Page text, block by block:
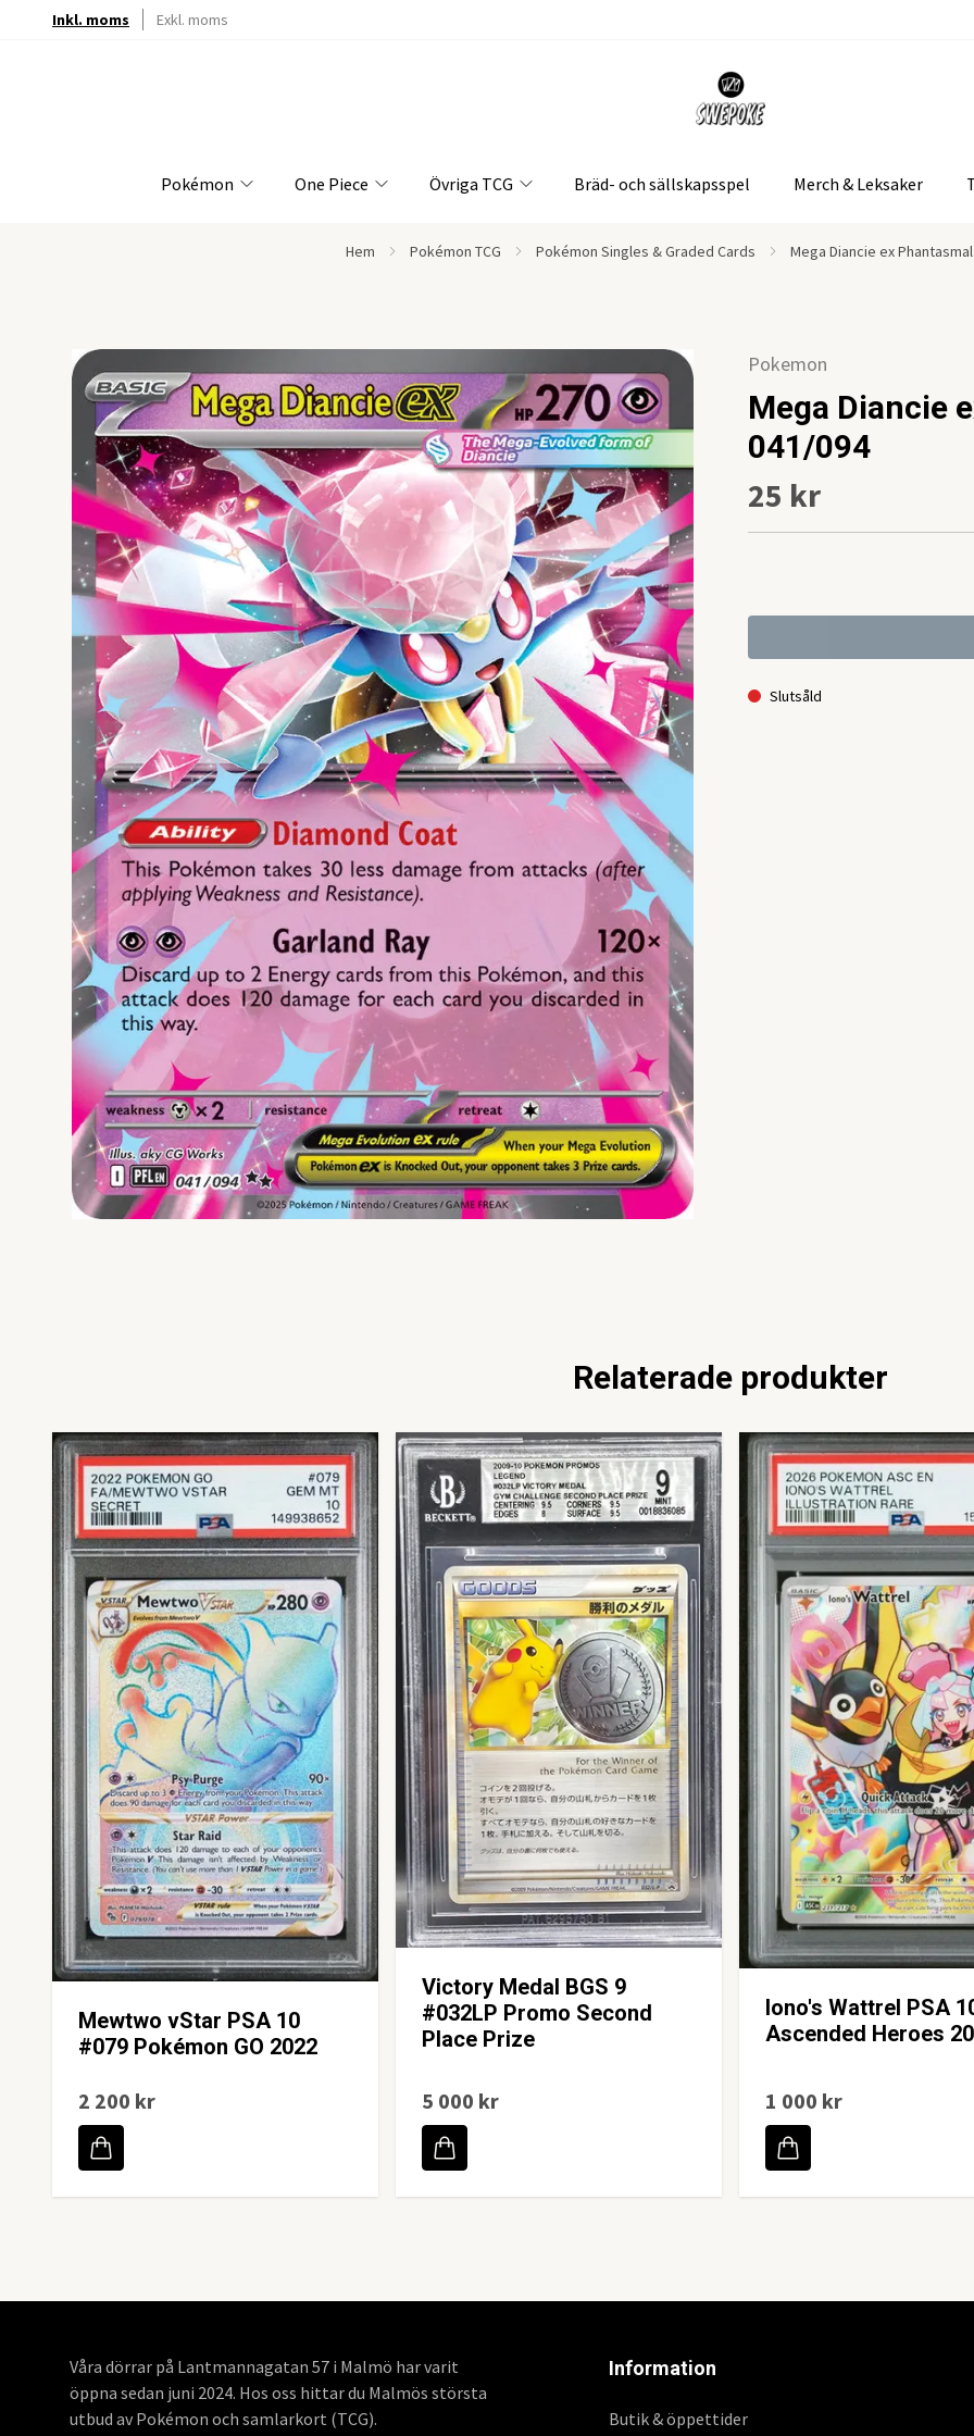
Inkl. moms Exkl. moms
Pokémon One Piece Övriga TCG Bräd- och sällskapsspel Merch & Leksaker
Hem Pokémon TCG Pokémon Singles & Graded Cards Mega Diancie ex
Pokemon
Mega Diancie
041/094
25 kr
Slutsåld
Relaterade produkter
Mewtwo vStar PSA 10
#079 Pokémon GO 2022
2 200 kr
Victory Medal BGS 9
#032LP Promo Second
Place Prize
5 000 kr
Iono's Wattrel PSA
Ascended Heroes
1 000 kr
Våra dörrar på Lantmannagatan 57 i Malmö har varit
öppna sedan juni 2024. Hos oss hittar du Malmös största
utbud av Pokémon och samlarkort (TCG).
Information
Butik & öppettider